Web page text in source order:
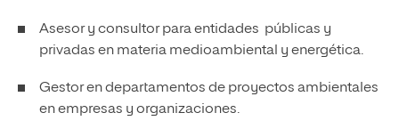
Asesor y consultor para entidades públicas y
privadas en materia medioambiental y energética.
Gestor en departamentos de proyectos ambientales
en empresas y organizaciones.